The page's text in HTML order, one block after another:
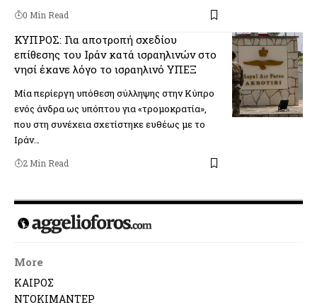
0 Min Read
ΚΥΠΡΟΣ: Για αποτροπή σχεδίου
επίθεσης του Ιράν κατά ισραηλινών στο
νησί έκανε λόγο το ισραηλινό ΥΠΕΞ
Μία περίεργη υπόθεση σύλληψης στην Κύπρο
ενός άνδρα ως υπόπτου για «τρομοκρατία»,
που στη συνέχεια σχετίστηκε ευθέως με το
Ιράν…
2 Min Read
More
ΚΑΙΡΟΣ
ΝΤΟΚΙΜΑΝΤΕΡ